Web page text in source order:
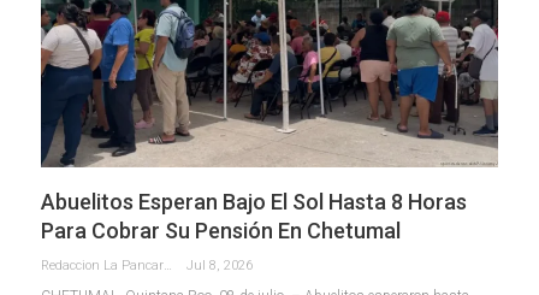
Abuelitos Esperan Bajo El Sol Hasta 8 Horas
Para Cobrar Su Pensión En Chetumal
Redaccion La Pancarta De Quintana Roo Jul 8, 2026